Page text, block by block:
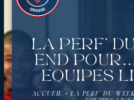
La perf’
end
équipes
ACCUEIL » LA PERF’ DU